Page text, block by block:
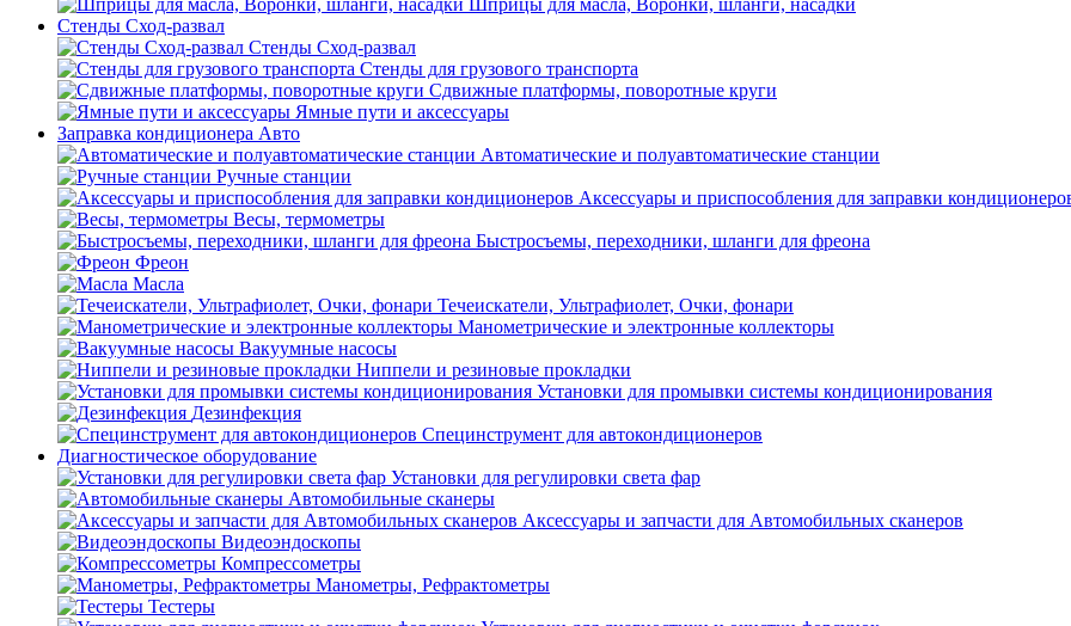
Шприцы для масла, Воронки, шланги, насадки
Стенды Сход-развал
Стенды Сход-развал
Стенды для грузового транспорта
Сдвижные платформы, поворотные круги
Ямные пути и аксессуары
Заправка кондиционера Авто
Автоматические и полуавтоматические станции
Ручные станции
Аксессуары и приспособления для заправки
Весы, термометры
Быстросъемы, переходники, шланги для фреона
Фреон
Масла
Течеискатели, Ультрафиолет, Очки, фонари
Манометрические и электронные коллекторы
Вакуумные насосы
Ниппели и резиновые прокладки
Установки для промывки системы кондиционирования
Дезинфекция
Специнструмент для автокондиционеров
Диагностическое оборудование
Установки для регулировки света фар
Автомобильные сканеры
Аксессуары и запчасти для Автомобильных сканеров
Видеоэндоскопы
Компрессометры
Манометры, Рефрактометры
Тестеры